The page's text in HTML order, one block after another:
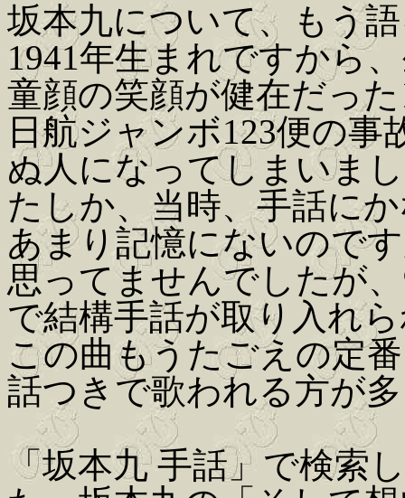
坂本九について、もう
1941年生まれですから
童顔の笑顔が健在だっ
日航ジャンボ123便の事
ぬ人になってしまいま
たしか、当時、手話に
あまり記憶にないので
思ってませんでしたが
で結構手話が取り入れ
この曲もうたごえの定
話つきで歌われる方が
「坂本九 手話」で検索